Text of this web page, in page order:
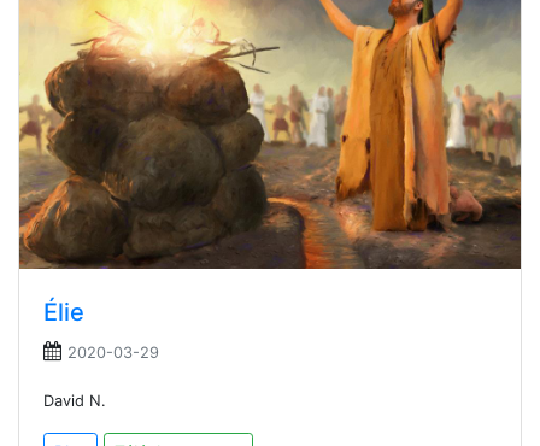
Élie
2020-03-29
David N.